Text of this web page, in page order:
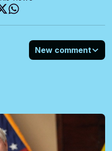
New comment